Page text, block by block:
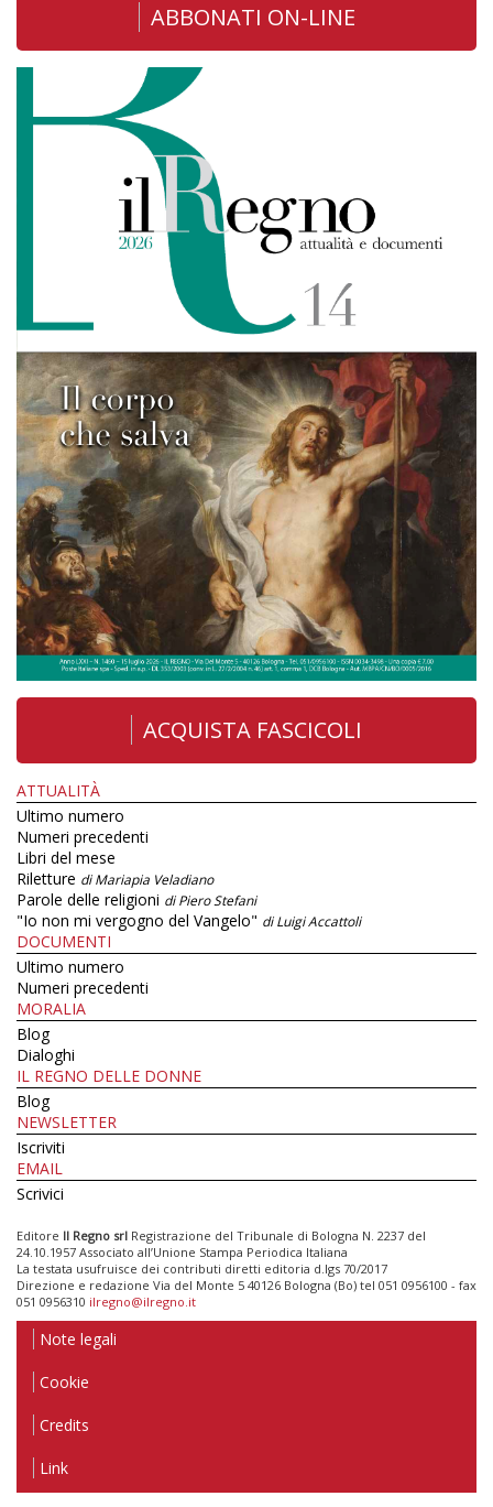
ABBONATI ON-LINE
ACQUISTA FASCICOLI
ATTUALITÀ
Ultimo numero
Numeri precedenti
Libri del mese
Riletture di Mariapia Veladiano
Parole delle religioni di Piero Stefani
"Io non mi vergogno del Vangelo" di Luigi Accattoli
DOCUMENTI
Ultimo numero
Numeri precedenti
MORALIA
Blog
Dialoghi
IL REGNO DELLE DONNE
Blog
NEWSLETTER
Iscriviti
EMAIL
Scrivici
Editore Il Regno srl Registrazione del Tribunale di Bologna N. 2237 del
24.10.1957 Associato all’Unione Stampa Periodica Italiana
La testata usufruisce dei contributi diretti editoria d.lgs 70/2017
Direzione e redazione Via del Monte 5 40126 Bologna (Bo) tel 051 0956100 - fax
051 0956310 ilregno@ilregno.it
Note legali
Cookie
Credits
Link